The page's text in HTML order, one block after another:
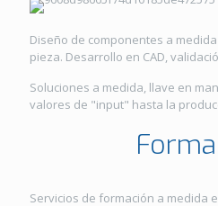
Diseño de componentes a
pieza. Desarrollo en CAD,
Soluciones a medida, llave en
valores de "input" hasta la
Servicios de formación a medida